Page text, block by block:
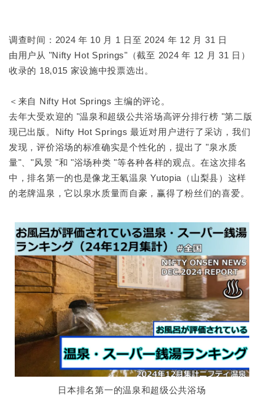
调查时间：2024 年 10 月 1 日至 2024 年 12 月 31 日
由用户从 "Nifty Hot Springs"（截至 2024 年 12 月 31 日）
收录的 18,015 家设施中投票选出。
＜来自 Nifty Hot Springs 主编的评论。
去年大受欢迎的 "温泉和超级公共浴场高评分排行榜 "第二版
现已出版。Nifty Hot Springs 最近对用户进行了采访，我们
发现，评价浴场的标准确实是个性化的，提出了 "泉水质
量"、"风景 "和 "浴场种类 "等各种各样的观点。在这次排名
中，排名第一的也是像龙王氡温泉 Yutopia（山梨县）这样
的老牌温泉，它以泉水质量而自豪，赢得了粉丝们的喜爱。
日本排名第一的温泉和超级公共浴场